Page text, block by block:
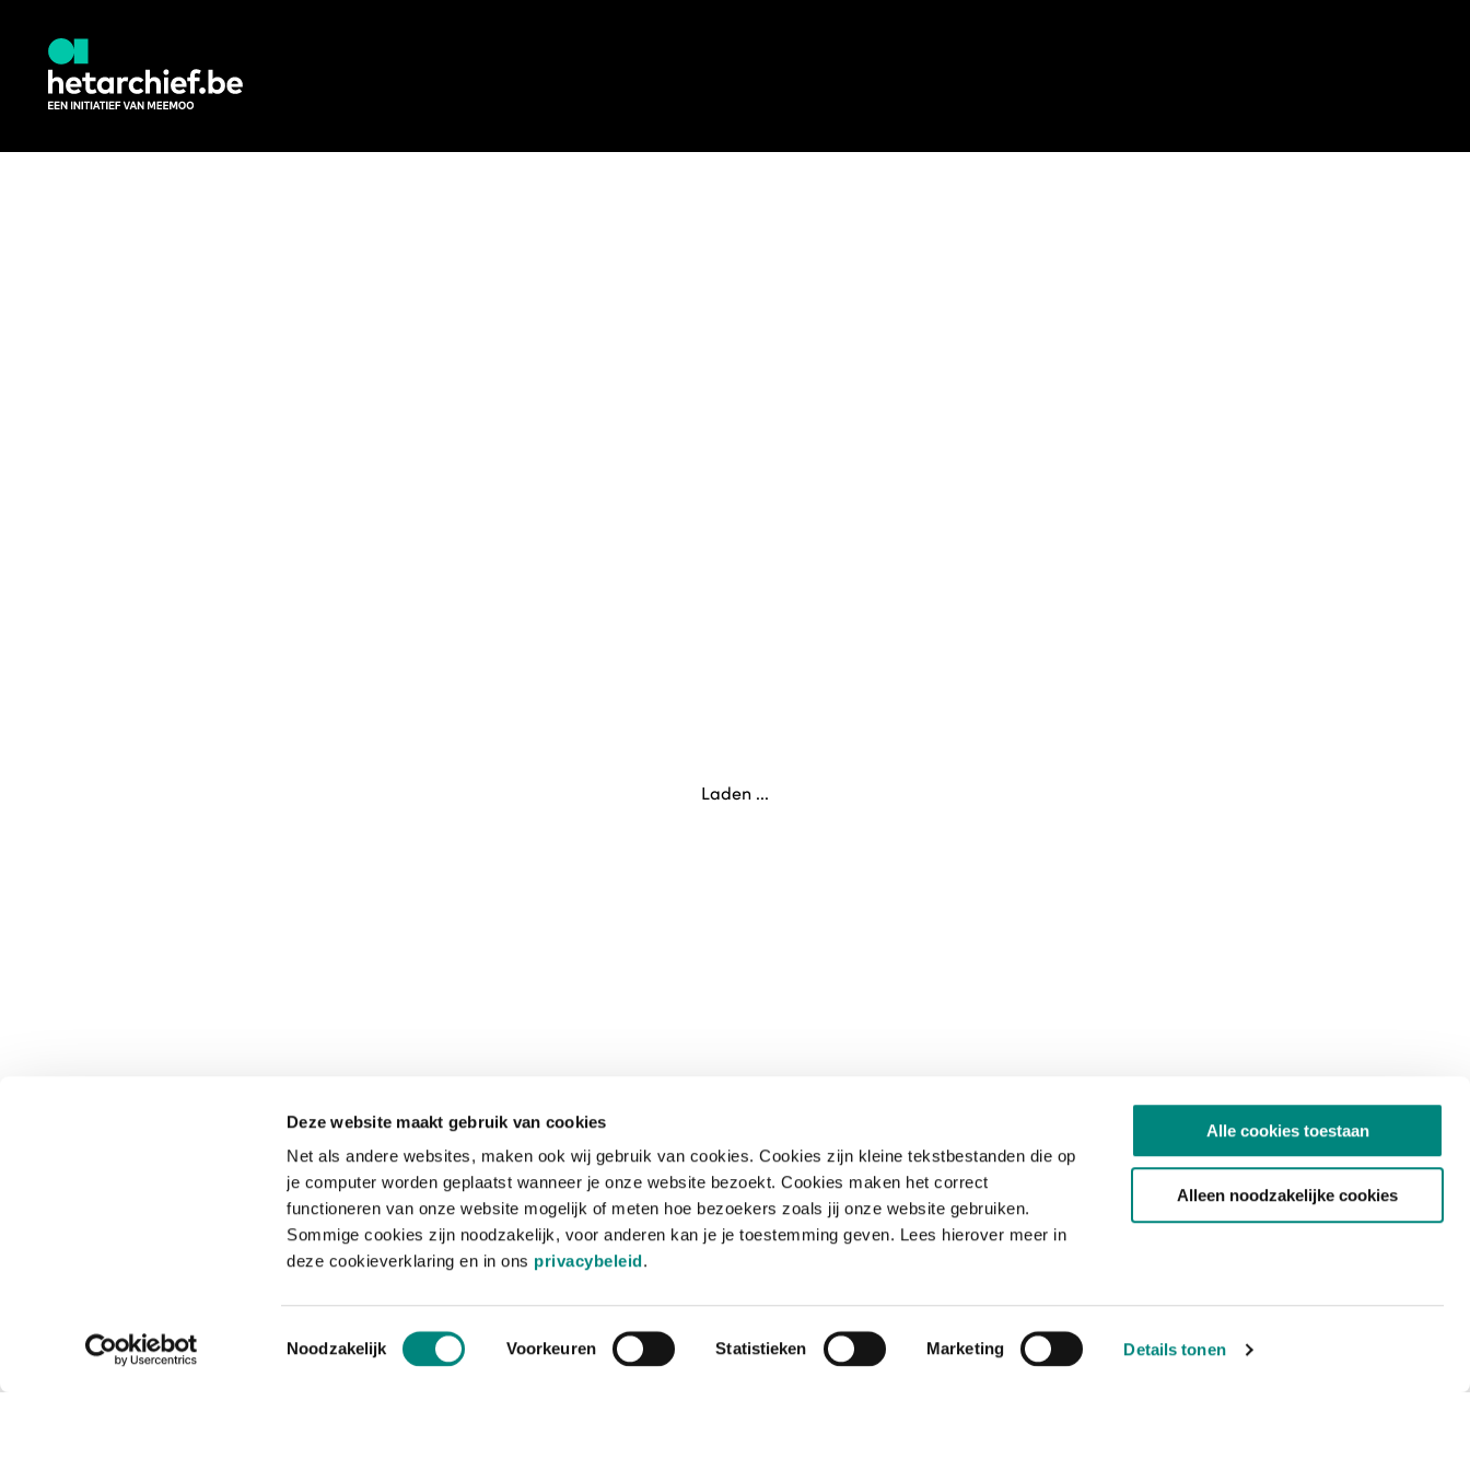
Deze website maakt gebruik van cookies
Net als andere websites, maken ook wij gebruik van cookies. Cookies zijn kleine tekstbestanden die op
je computer worden geplaatst wanneer je onze website bezoekt. Cookies maken het correct
functioneren van onze website mogelijk of meten hoe bezoekers zoals jij onze website gebruiken.
Sommige cookies zijn noodzakelijk, voor anderen kan je je toestemming geven. Lees hierover meer in
deze cookieverklaring en in ons privacybeleid.
Toestemmingsselectie
Noodzakelijk Voorkeuren Statistieken Marketing Details tonen
Alle cookies toestaan
Alleen noodzakelijke cookies
Laden ...